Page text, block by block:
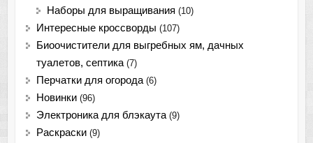
Наборы для выращивания (10)
Интересные кроссворды (107)
Биоочистители для выгребных ям, дачных
туалетов, септика (7)
Перчатки для огорода (6)
Новинки (96)
Электроника для блэкаута (9)
Раскраски (9)